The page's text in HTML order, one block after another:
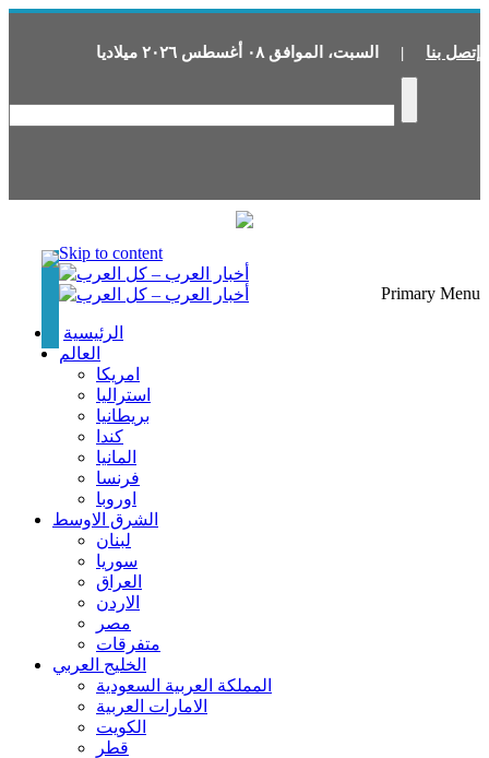
إتصل بنا | السبت، الموافق ٠٨ أغسطس ٢٠٢٦ ميلاديا
Skip to content
Primary Menu
الرئيسية
العالم
امريكا
استراليا
بريطانيا
كندا
المانيا
فرنسا
اوروبا
الشرق الاوسط
لبنان
سوريا
العراق
الاردن
مصر
متفرقات
الخليج العربي
المملكة العربية السعودية
الامارات العربية
الكويت
قطر